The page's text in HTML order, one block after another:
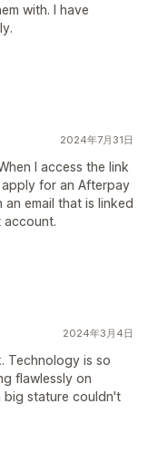
with. I have
2024年7月31日
I access the link
for an Afterpay
email that is linked
account.
2024年3月4日
Technology is so
flawlessly on
big stature couldn't